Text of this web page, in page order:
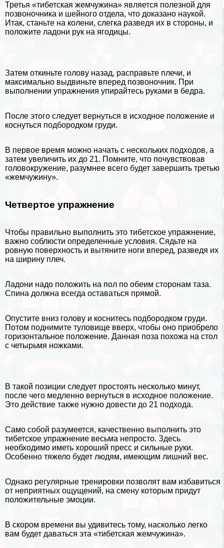
Третья «тибетская жемчужина» является полезной для
позвоночника и шейного отдела, что доказано наукой.
Итак, станьте на колени, слегка разведя их в стороны, и
положите ладони рук на ягoдицы.
Затем откиньте голову назад, расправьте плечи, и
максимально выдвиньте вперед позвоночник. При
выполнении упражнения упирайтесь руками в бедра.
После этого следует вернуться в исходное положение и
коснуться подбородком гpyди.
В первое время можно начать с нескольких подходов, а
затем увеличить их до 21. Помните, что почувствовав
головокружение, разумнее всего будет завершить третью
«жемчужину».
Четвертое упражнение
Чтобы правильно выполнить это тибетское упражнение,
важно соблюсти определенные условия. Сядьте на
ровную поверхность и вытяните ноги вперед, разведя их
на ширину плеч.
Ладони надо положить на пол по обеим сторонам таза.
Спина должна всегда оставаться прямой.
Опустите вниз голову и коснитесь подбородком гpyди.
Потом поднимите туловище вверх, чтобы оно приобрело
горизонтальное положение. Данная поза похожа на стол
с четырьмя ножками.
В такой позиции следует простоять несколько минут,
после чего медленно вернуться в исходное положение.
Это действие также нужно довести до 21 подхода.
Само собой разумеется, качественно выполнить это
тибетское упражнение весьма непросто. Здесь
необходимо иметь хороший пресс и сильные руки.
Особенно тяжело будет людям, имеющим лишний вес.
Однако регулярные тренировки позволят вам избавиться
от неприятных ощущений, на смену которым придут
положительные эмоции.
В скором времени вы удивитесь тому, насколько легко
вам будет даваться эта «тибетская жемчужина».